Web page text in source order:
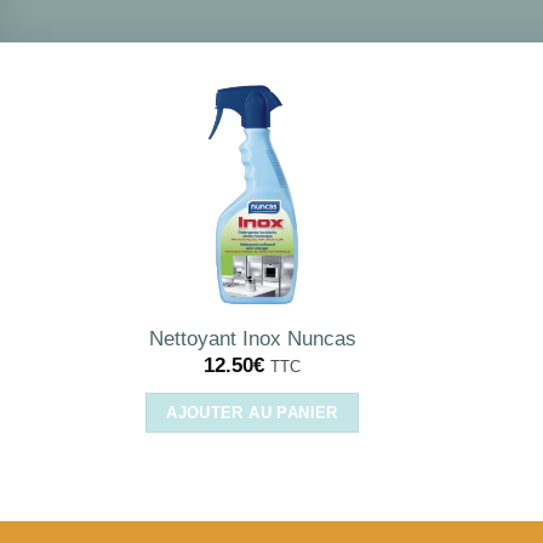
Nettoyant Inox Nuncas
12.50€ TTC
AJOUTER AU PANIER